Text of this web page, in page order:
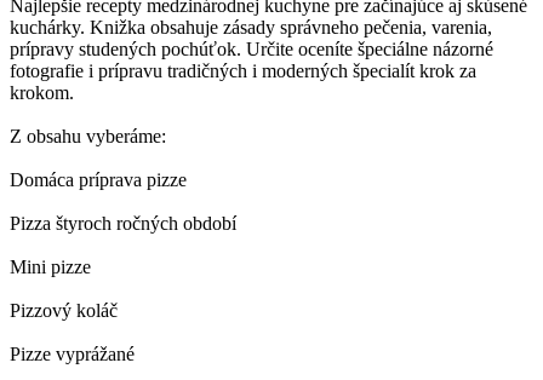
Najlepšie recepty medzinárodnej kuchyne pre začínajúce aj skúsené
kuchárky. Knižka obsahuje zásady správneho pečenia, varenia,
prípravy studených pochúťok. Určite oceníte špeciálne názorné
fotografie i prípravu tradičných i moderných špecialít krok za
krokom.
Z obsahu vyberáme:
Domáca príprava pizze
Pizza štyroch ročných období
Mini pizze
Pizzový koláč
Pizze vyprážané